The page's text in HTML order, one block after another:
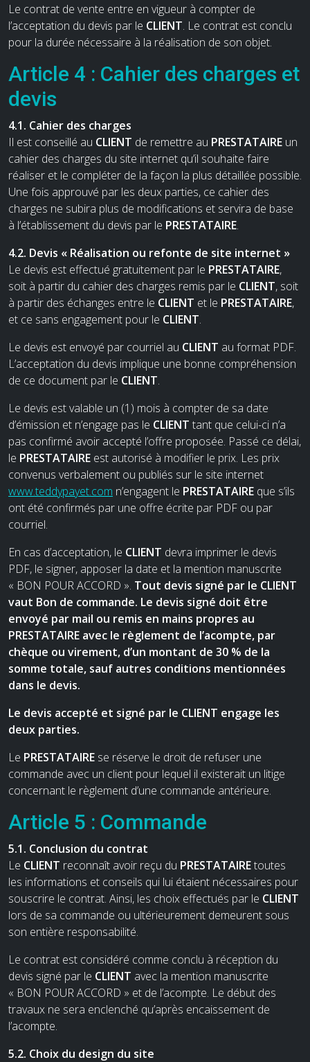
Le contrat de vente entre en vigueur à compter de
l’acceptation du devis par le CLIENT. Le contrat est conclu
pour la durée nécessaire à la réalisation de son objet.
Article 4 : Cahier des charges et
devis
4.1. Cahier des charges
Il est conseillé au CLIENT de remettre au PRESTATAIRE un
cahier des charges du site internet qu’il souhaite faire
réaliser et le compléter de la façon la plus détaillée possible.
Une fois approuvé par les deux parties, ce cahier des
charges ne subira plus de modifications et servira de base
à l’établissement du devis par le PRESTATAIRE.
4.2. Devis « Réalisation ou refonte de site internet »
Le devis est effectué gratuitement par le PRESTATAIRE,
soit à partir du cahier des charges remis par le CLIENT, soit
à partir des échanges entre le CLIENT et le PRESTATAIRE,
et ce sans engagement pour le CLIENT.
Le devis est envoyé par courriel au CLIENT au format PDF.
L’acceptation du devis implique une bonne compréhension
de ce document par le CLIENT.
Le devis est valable un (1) mois à compter de sa date
d’émission et n’engage pas le CLIENT tant que celui-ci n’a
pas confirmé avoir accepté l’offre proposée. Passé ce délai,
le PRESTATAIRE est autorisé à modifier le prix. Les prix
convenus verbalement ou publiés sur le site internet
www.teddypayet.com n’engagent le PRESTATAIRE que s’ils
ont été confirmés par une offre écrite par PDF ou par
courriel.
En cas d’acceptation, le CLIENT devra imprimer le devis
PDF, le signer, apposer la date et la mention manuscrite
« BON POUR ACCORD ». Tout devis signé par le CLIENT
vaut Bon de commande. Le devis signé doit être
envoyé par mail ou remis en mains propres au
PRESTATAIRE avec le règlement de l’acompte, par
chèque ou virement, d’un montant de 30 % de la
somme totale, sauf autres conditions mentionnées
dans le devis.
Le devis accepté et signé par le CLIENT engage les
deux parties.
Le PRESTATAIRE se réserve le droit de refuser une
commande avec un client pour lequel il existerait un litige
concernant le règlement d’une commande antérieure.
Article 5 : Commande
5.1. Conclusion du contrat
Le CLIENT reconnaît avoir reçu du PRESTATAIREtoutes
les informations et conseils qui lui étaient nécessaires pour
souscrire le contrat. Ainsi, les choix effectués par le CLIENT
lors de sa commande ou ultérieurement demeurent sous
son entière responsabilité.
Le contrat est considéré comme conclu à réception du
devis signé par le CLIENT avec la mention manuscrite
« BON POUR ACCORD » et de l’acompte. Le début des
travaux ne sera enclenché qu’après encaissement de
l’acompte.
5.2. Choix du design du site